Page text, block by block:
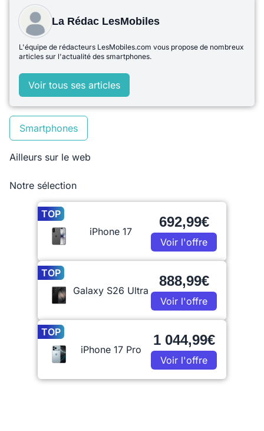
La Rédac LesMobiles
L'équipe de rédacteurs LesMobiles.com vous propose de nombreux
articles sur l'actualité des smartphones.
Voir tous ses articles
Smartphones
Ailleurs sur le web
Notre sélection
TOP
iPhone 17
692,99€
Voir l'offre
TOP
Galaxy S26 Ultra
888,99€
Voir l'offre
TOP
iPhone 17 Pro
1 044,99€
Voir l'offre